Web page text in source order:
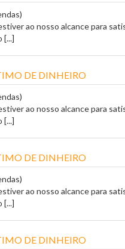
ao nosso alcance para
[...]
DE DINHEIRO
ao nosso alcance para
[...]
DE DINHEIRO
ao nosso alcance para
[...]
DE DINHEIRO